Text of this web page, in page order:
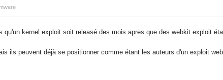
kernel exploit soit releasé des mois apres que des webkit exploit
ils peuvent déjà se positionner comme étant les auteurs d'un exploit